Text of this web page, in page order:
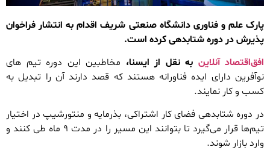
پارک علم و فناوری دانشگاه صنعتی شریف اقدام به انتشار فراخوان
پذیرش در دوره شتابدهی کرده است.
افق‌اقتصاد آنلاین به نقل از ایسنا، مخاطبین این دوره تیم های
نوآفرین دارای ایده فناورانه هستند که قصد دارند آن را تبدیل به
کسب و کار نمایند.
در دوره شتابدهی فضای کار اشتراکی، بذرمایه و منتورشیپ در اختیار
تیم‌ها قرار می‌گیرد تا بتوانند این مسیر را در مدت ۹ ماه طی کنند و
وارد بازار شوند.